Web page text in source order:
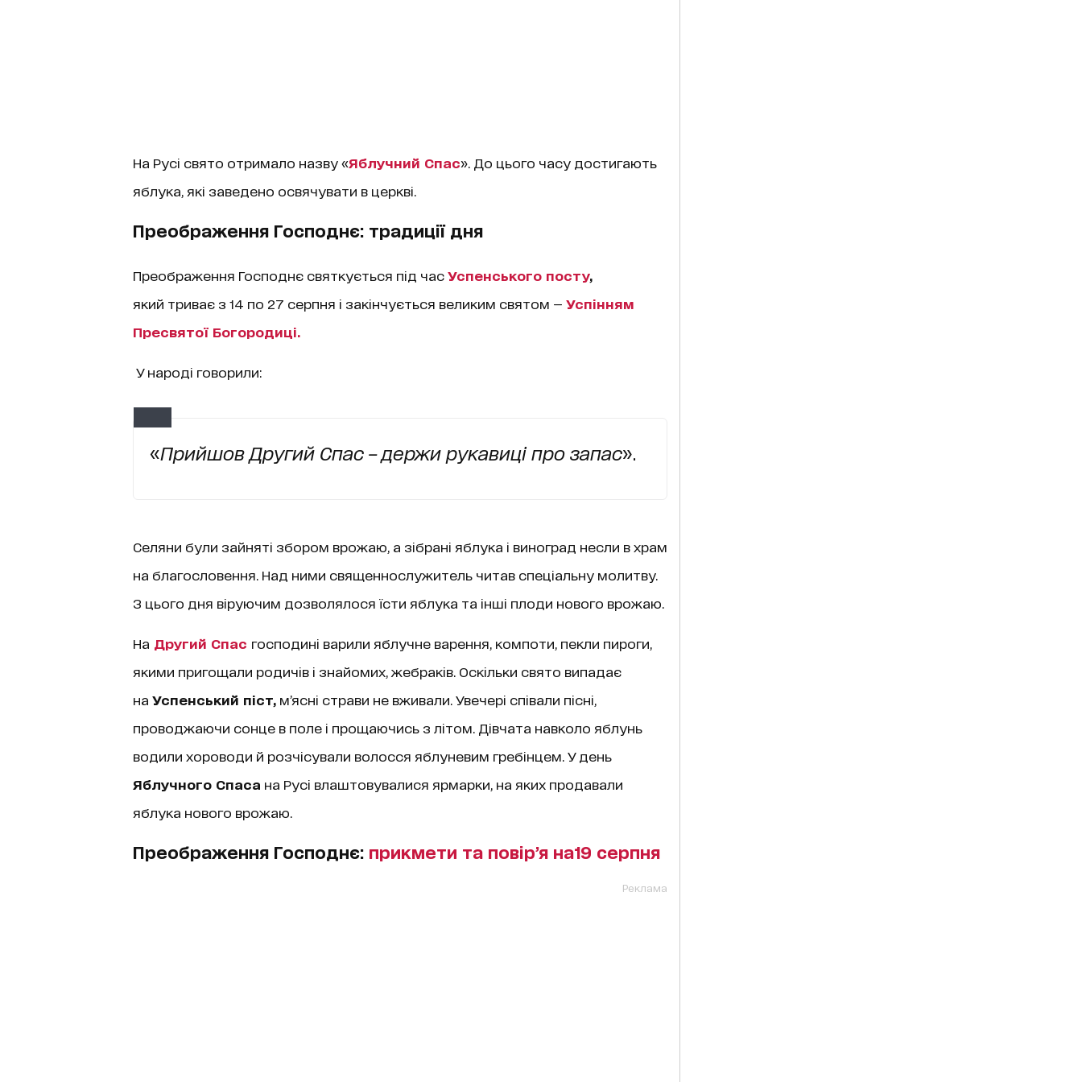
На Русі свято отримало назву «Яблучний Спас». До цього часу достигають
яблука, які заведено освячувати в церкві.
Преображення Господнє: традиції дня
Преображення Господнє святкується під час Успенського посту,
який триває з 14 по 27 серпня і закінчується великим святом — Успінням
Пресвятої Богородиці.
У народі говорили:
«Прийшов Другий Спас – держи рукавиці про запас».
Селяни були зайняті збором врожаю, а зібрані яблука і виноград несли в храм
на благословення. Над ними священнослужитель читав спеціальну молитву.
З цього дня віруючим дозволялося їсти яблука та інші плоди нового врожаю.
На Другий Спас господині варили яблучне варення, компоти, пекли пироги,
якими пригощали родичів і знайомих, жебраків. Оскільки свято випадає
на Успенський піст,м’ясні страви не вживали. Увечері співали пісні,
проводжаючи сонце в поле і прощаючись з літом. Дівчата навколо яблунь
водили хороводи й розчісували волосся яблуневим гребінцем. У день
Яблучного Спаса на Русі влаштовувалися ярмарки, на яких продавали
яблука нового врожаю.
Преображення Господнє: прикмети та повір’я на19 серпня
Реклама